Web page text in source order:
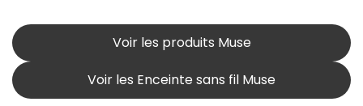
Voir les produits Muse
Voir les Enceinte sans fil Muse